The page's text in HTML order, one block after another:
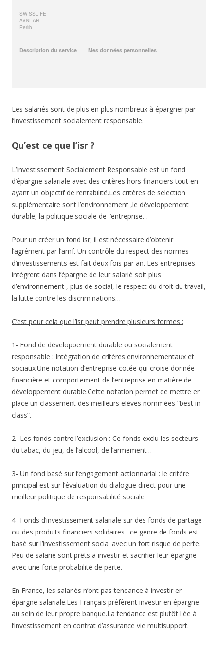
Les salariés sont de plus en plus nombreux à épargner par
l’investissement socialement responsable.
Qu’est ce que l’isr ?
L’Investissement Socialement Responsable est un fond
d’épargne salariale avec des critères hors financiers tout en
ayant un objectif de rentabilité.Les critères de sélection
supplémentaire sont l’environnement ,le développement
durable, la politique sociale de l’entreprise…
Pour un créer un fond isr, il est nécessaire d’obtenir
l’agrément par l’amf. Un contrôle du respect des normes
d’investissements est fait deux fois par an. Les entreprises
intègrent dans l’épargne de leur salarié soit plus
d’environnement , plus de social, le respect du droit du travail,
la lutte contre les discriminations…
C’est pour cela que l’isr peut prendre plusieurs formes :
1- Fond de développement durable ou socialement
responsable : Intégration de critères environnementaux et
sociaux.Une notation d’entreprise cotée qui croise donnée
financière et comportement de l’entreprise en matière de
développement durable.Cette notation permet de mettre en
place un classement des meilleurs élèves nommées “best in
class”.
2- Les fonds contre l’exclusion : Ce fonds exclu les secteurs
du tabac, du jeu, de l’alcool, de l’armement…
3- Un fond basé sur l’engagement actionnarial : le critère
principal est sur l’évaluation du dialogue direct pour une
meilleur politique de responsabilité sociale.
4- Fonds d’investissement salariale sur des fonds de partage
ou des produits financiers solidaires : ce genre de fonds est
basé sur l’investissement social avec un fort risque de perte.
Peu de salarié sont prêts à investir et sacrifier leur épargne
avec une forte probabilité de perte.
En France, les salariés n’ont pas tendance à investir en
épargne salariale.Les Français préfèrent investir en épargne
au sein de leur propre banque.La tendance est plutôt liée à
l’investissement en contrat d’assurance vie multisupport.